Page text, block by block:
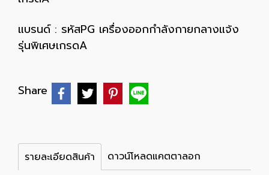
แบรนด์ : รหัสPG เครื่องออกกำลังกายกลางแจ้ง
รุ่นพิเศษเกรดA
Share
รายละเอียดสินค้า ดาวน์โหลดแคตตาลอก